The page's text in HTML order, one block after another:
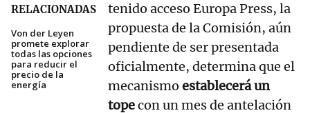
RELACIONADAS
Von der Leyen
promete explorar
todas las opciones
para reducir el
precio de la
energía
tenido acceso Europa Press, la
propuesta de la Comisión, aún
pendiente de ser presentada
oficialmente, determina que el
mecanismo establecerá un
topecon un mes de antelación